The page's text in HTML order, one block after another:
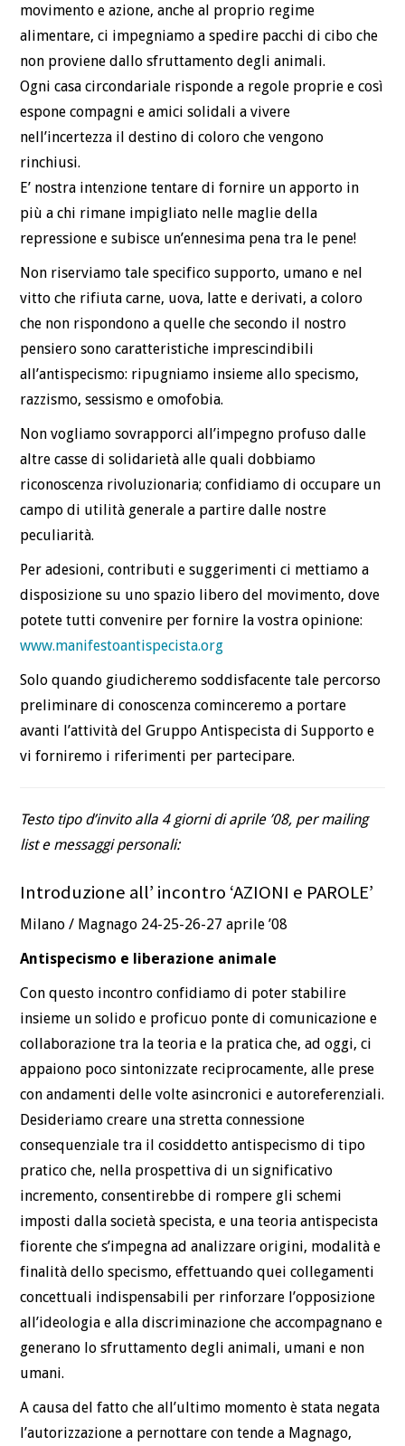
movimento e azione, anche al proprio regime
alimentare, ci impegniamo a spedire pacchi di cibo che
non proviene dallo sfruttamento degli animali.
Ogni casa circondariale risponde a regole proprie e così
espone compagni e amici solidali a vivere
nell’incertezza il destino di coloro che vengono
rinchiusi.
E’ nostra intenzione tentare di fornire un apporto in
più a chi rimane impigliato nelle maglie della
repressione e subisce un’ennesima pena tra le pene!
Non riserviamo tale specifico supporto, umano e nel
vitto che rifiuta carne, uova, latte e derivati, a coloro
che non rispondono a quelle che secondo il nostro
pensiero sono caratteristiche imprescindibili
all’antispecismo: ripugniamo insieme allo specismo,
razzismo, sessismo e omofobia.
Non vogliamo sovrapporci all’impegno profuso dalle
altre casse di solidarietà alle quali dobbiamo
riconoscenza rivoluzionaria; confidiamo di occupare un
campo di utilità generale a partire dalle nostre
peculiarità.
Per adesioni, contributi e suggerimenti ci mettiamo a
disposizione su uno spazio libero del movimento, dove
potete tutti convenire per fornire la vostra opinione:
www.manifestoantispecista.org
Solo quando giudicheremo soddisfacente tale percorso
preliminare di conoscenza cominceremo a portare
avanti l’attività del Gruppo Antispecista di Supporto e
vi forniremo i riferimenti per partecipare.
Testo tipo d’invito alla 4 giorni di aprile ’08, per mailing
list e messaggi personali:
Introduzione all’ incontro ‘AZIONI e PAROLE’
Milano / Magnago 24-25-26-27 aprile ’08
Antispecismo e liberazione animale
Con questo incontro confidiamo di poter stabilire
insieme un solido e proficuo ponte di comunicazione e
collaborazione tra la teoria e la pratica che, ad oggi, ci
appaiono poco sintonizzate reciprocamente, alle prese
con andamenti delle volte asincronici e autoreferenziali.
Desideriamo creare una stretta connessione
consequenziale tra il cosiddetto antispecismo di tipo
pratico che, nella prospettiva di un significativo
incremento, consentirebbe di rompere gli schemi
imposti dalla società specista, e una teoria antispecista
fiorente che s’impegna ad analizzare origini, modalità e
finalità dello specismo, effettuando quei collegamenti
concettuali indispensabili per rinforzare l’opposizione
all’ideologia e alla discriminazione che accompagnano e
generano lo sfruttamento degli animali, umani e non
umani.
A causa del fatto che all’ultimo momento è stata negata
l’autorizzazione a pernottare con tende a Magnago,